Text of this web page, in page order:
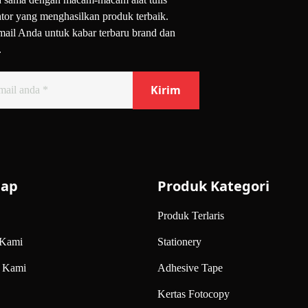
yang menghasilkan produk terbaik.
Anda untuk kabar terbaru brand dan
Produk Kategori
Produk Terlaris
Stationery
Adhesive Tape
Kertas Fotocopy